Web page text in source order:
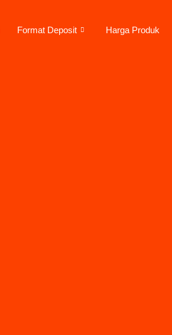
Format Deposit Harga Produk